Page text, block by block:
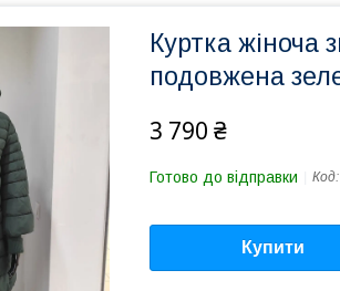
Куртка жіноча
подовжена
3 790 ₴
Готово до відправки Код:
Купити